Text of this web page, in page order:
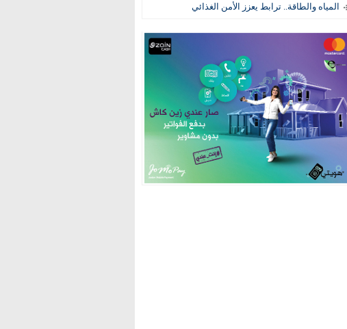
المياه والطاقة.. ترابط يعزز الأمن الغذائي